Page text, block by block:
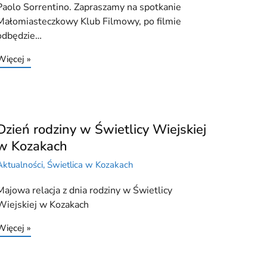
Sorrentino. Zapraszamy na spotkanie
Klub Filmowy, po filmie
»
rodziny w Świetlicy Wiejskiej
Kozakach
, Świetlica w Kozakach
relacja z dnia rodziny w Świetlicy
w Kozakach
»